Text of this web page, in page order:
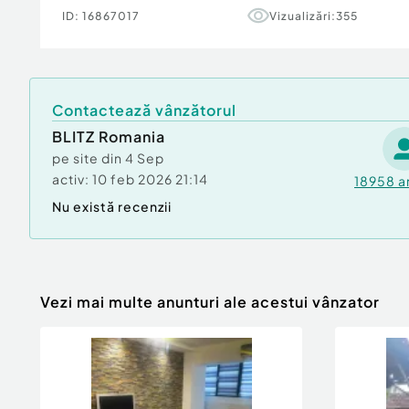
O proprietate care îmbină spațiul,
fiind potrivită atât pentru o familie, cât și
acasă.
Pentru mai multe detalii sau programarea
contactezi!
Confort:
1
Tip imobil:Bloc de apartamente
Număr Băi:1
ID: 16867017 Vizualizări:355
Contactează vânzătorul
BLITZ Romania
pe site din 4 Sep
activ: 10 feb 2026 21:14 18958
Nu există recenzii
Vezi mai multe anunturi ale acestui vânzator